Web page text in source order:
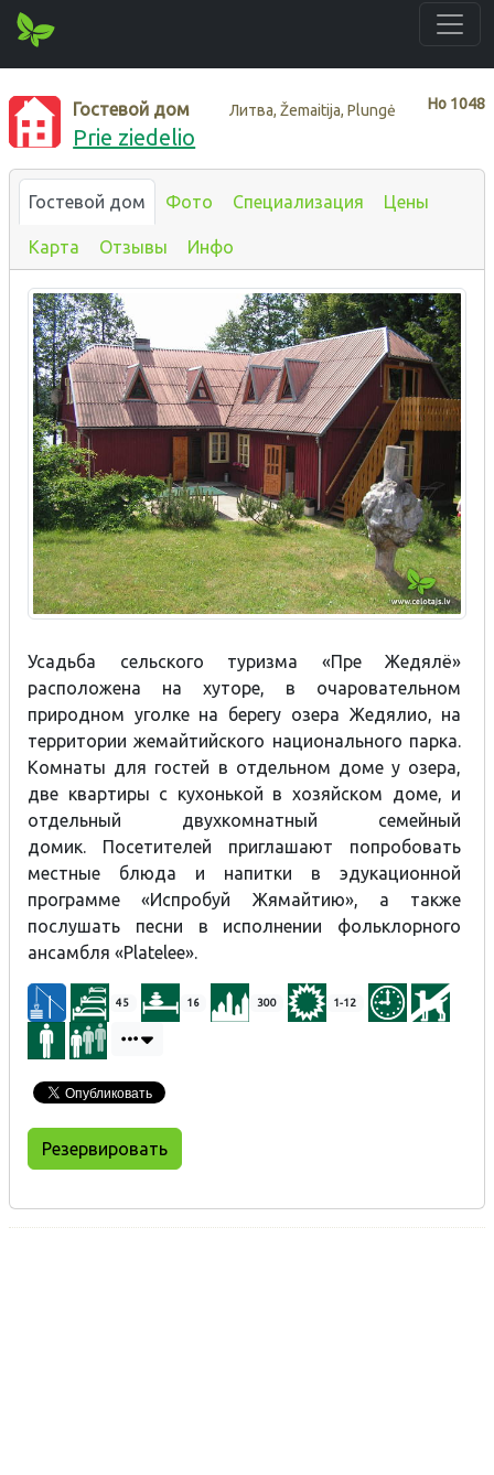
Нo 1048
Гостевой дом Литва, Žemaitija, Plungė
Prie ziedelio
Гостевой дом Фото Специализация Цены
Карта Отзывы Инфо
Усадьба сельского туризма «Пре Жедялё»
расположена на хуторе, в очаровательном
природном уголке на берегу озера Жедялио, на
территории жемайтийского национального парка.
Комнаты для гостей в отдельном доме у озера,
две квартиры с кухонькой в хозяйском доме, и
отдельный двухкомнатный семейный
домик.
Посетителей приглашают попробовать
местные блюда и напитки в эдукационной
программе «Испробуй Жямайтию», а также
послушать песни в исполнении фольклорного
ансамбля «Platelee».
45 16 300 1-12
Резервировать